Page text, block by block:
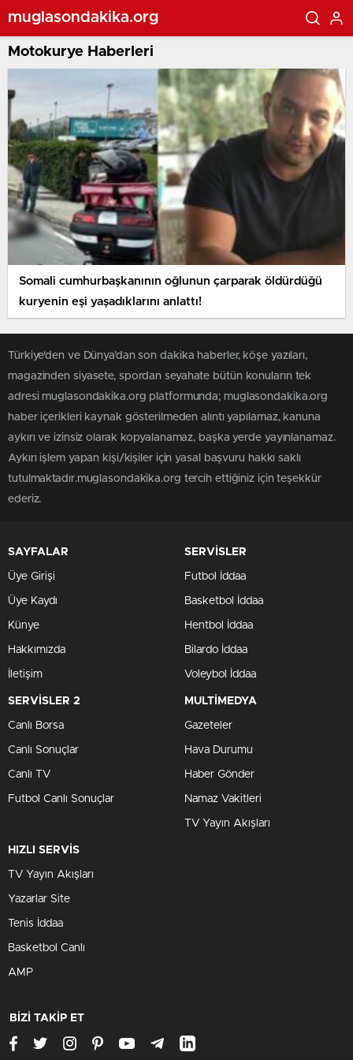
muglasondakika.org
Motokurye Haberleri
Somali cumhurbaşkanının oğlunun çarparak öldürdüğü
kuryenin eşi yaşadıklarını anlattı!
Türkiye'den ve Dünya’dan son dakika haberler, köşe yazıları,
magazinden siyasete, spordan seyahate bütün konuların tek
adresi muglasondakika.org platformunda; muglasondakika.org
haber içerikleri kaynak gösterilmeden alıntı yapılamaz, kanuna
aykırı ve izinsiz olarak kopyalanamaz, başka yerde yayınlanamaz.
Aykırı işlem yapan kişi/kişiler için yasal başvuru hakkı saklı
tutulmaktadır.muglasondakika.org tercih ettiğiniz için teşekkür
ederiz.
SAYFALAR
Üye Girişi
Üye Kaydı
Künye
Hakkımızda
İletişim
SERVİSLER
Futbol İddaa
Basketbol İddaa
Hentbol İddaa
Bilardo İddaa
Voleybol İddaa
SERVİSLER 2
Canlı Borsa
Canlı Sonuçlar
Canlı TV
Futbol Canlı Sonuçlar
MULTİMEDYA
Gazeteler
Hava Durumu
Haber Gönder
Namaz Vakitleri
TV Yayın Akışları
HIZLI SERVİS
TV Yayın Akışları
Yazarlar Site
Tenis İddaa
Basketbol Canlı
AMP
BİZİ TAKİP ET